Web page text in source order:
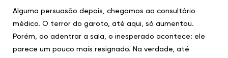
Alguma persuasão depois, chegamos ao consultório
médico. O terror do garoto, até aqui, só aumentou.
Porém, ao adentrar a sala, o inesperado acontece: ele
parece um pouco mais resignado. Na verdade, até